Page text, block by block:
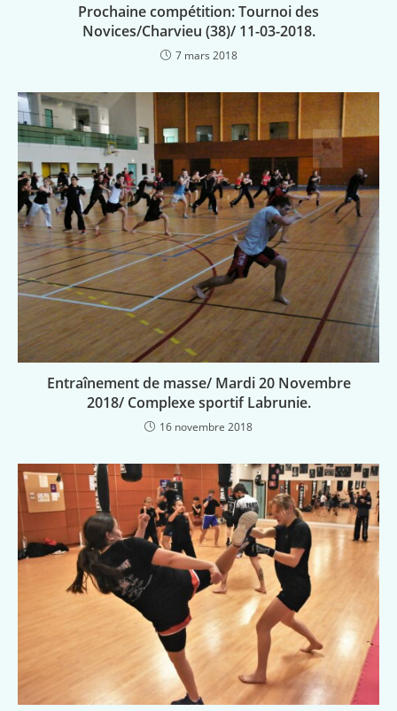
Prochaine compétition: Tournoi des
Novices/Charvieu (38)/ 11-03-2018.
7 mars 2018
Entraînement de masse/ Mardi 20 Novembre
2018/ Complexe sportif Labrunie.
16 novembre 2018